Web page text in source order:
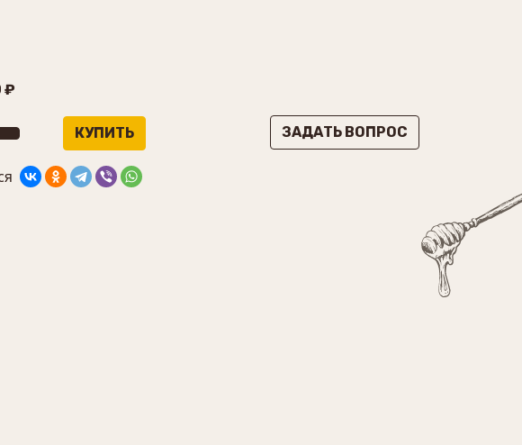
₽
ЗАДАТЬ ВОПРОС